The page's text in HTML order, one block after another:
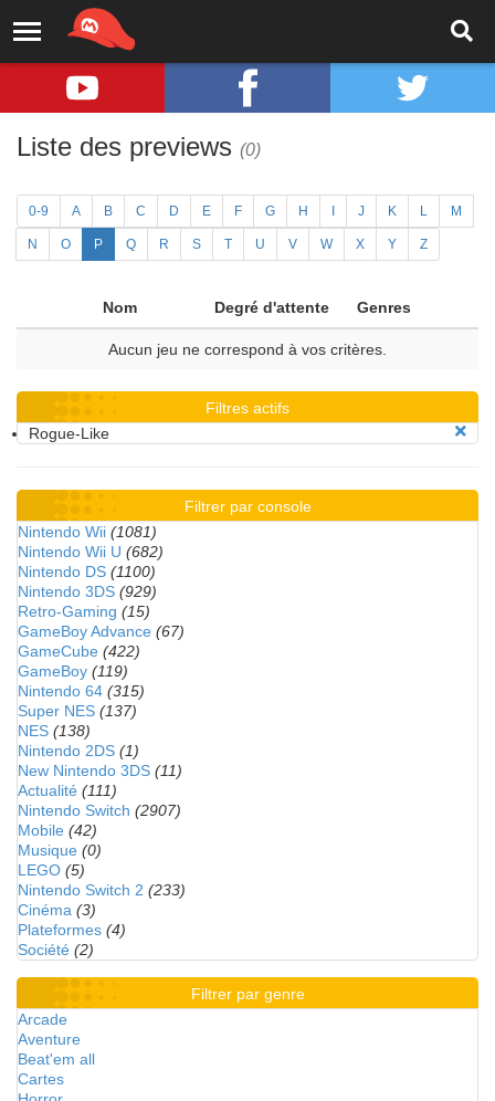
Liste des previews (0)
0-9 A B C D E F G H J K L M
N O P Q R S T U V W X Y Z
Nom Degré d'attente Genres
Aucun jeu ne correspond à vos critères.
Filtres actifs
Rogue-Like
Filtrer par console
Nintendo Wii (1081)
Nintendo Wii U (682)
Nintendo DS (1100)
Nintendo 3DS (929)
Retro-Gaming (15)
GameBoy Advance (67)
GameCube (422)
GameBoy (119)
Nintendo 64 (315)
Super NES (137)
NES (138)
Nintendo 2DS (1)
New Nintendo 3DS (11)
Actualité (111)
Nintendo Switch (2907)
Mobile (42)
Musique (0)
LEGO (5)
Nintendo Switch 2 (233)
Cinéma (3)
Plateformes (4)
Société (2)
Filtrer par genre
Arcade
Aventure
Beat'em all
Cartes